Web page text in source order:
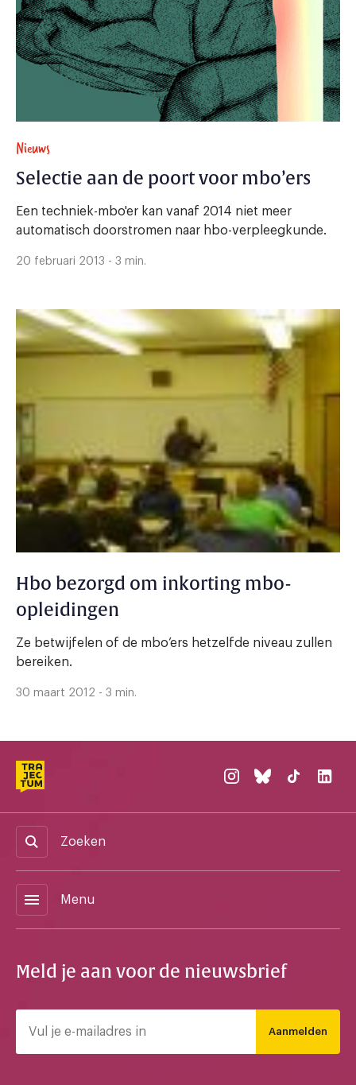
Nieuws
Selectie aan de poort voor mbo’ers
Een techniek-mbo'er kan vanaf 2014 niet meer
automatisch doorstromen naar hbo-verpleegkunde.
20 februari 2013 - 3 min.
Hbo bezorgd om inkorting mbo-
opleidingen
Ze betwijfelen of de mbo’ers hetzelfde niveau zullen
bereiken.
30 maart 2012 - 3 min.
Zoeken
menu Menu
Meld je aan voor de nieuwsbrief
Aanmelden